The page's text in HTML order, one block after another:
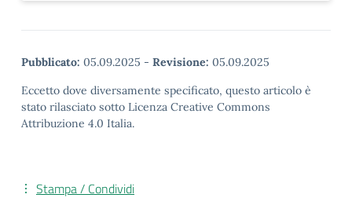
Pubblicato: 05.09.2025 - Revisione: 05.09.2025
Eccetto dove diversamente specificato, questo articolo è
stato rilasciato sotto Licenza Creative Commons
Attribuzione 4.0 Italia.
Stampa / Condividi